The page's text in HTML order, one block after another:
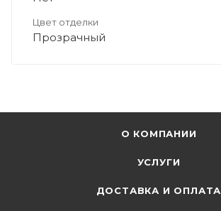
Цвет отделки
Прозрачный
О КОМПАНИИ
УСЛУГИ
ДОСТАВКА И ОПЛАТА